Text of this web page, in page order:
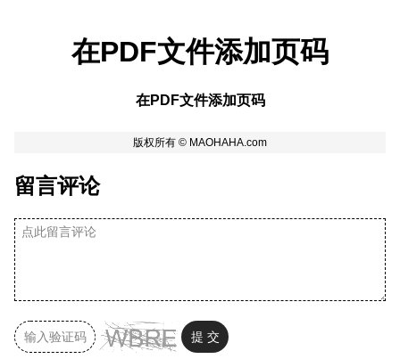
在PDF文件添加页码
在PDF文件添加页码
留言评论